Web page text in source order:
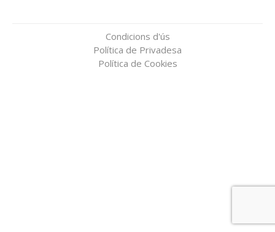
Condicions d'ús
Política de Privadesa
Política de Cookies